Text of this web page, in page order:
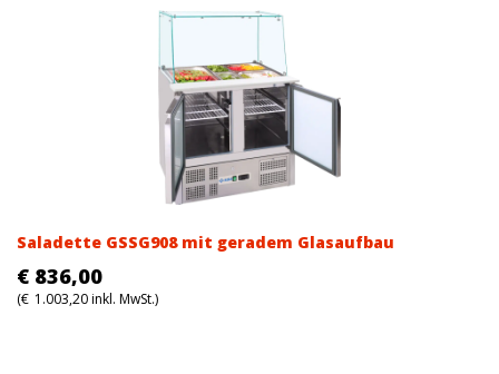
Saladette GSSG908 mit geradem Glasaufbau
€ 836,00
(€ 1.003,20inkl. MwSt.)